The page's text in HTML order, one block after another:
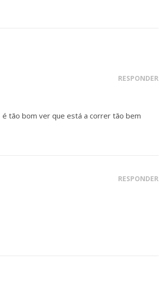
RESPONDER
tão bom ver que está a correr tão bem
RESPONDER